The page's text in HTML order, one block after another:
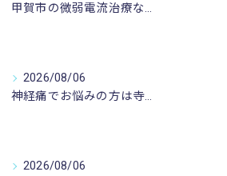
甲賀市の微弱電流治療なら寺庄整骨院へ🚴🏻‍♂️
2026/08/06
神経痛でお悩みの方は寺庄整骨院へ💁🏻‍♂️🍀
2026/08/06